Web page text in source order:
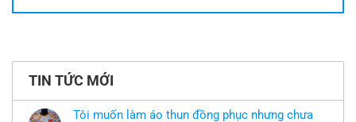
TIN TỨC MỚI
Tôi muốn làm áo thun đồng phục nhưng chưa